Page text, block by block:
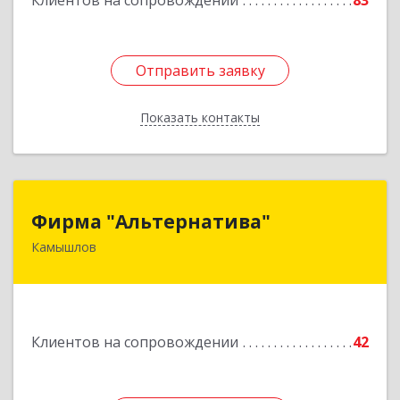
Отправить заявку
Показать контакты
Отправить заявку
Назад
Фирма "Альтернатива"
Камышлов
Клиентов на сопровождении 42
624860, Свердловская обл, Камышлов г, Ленина